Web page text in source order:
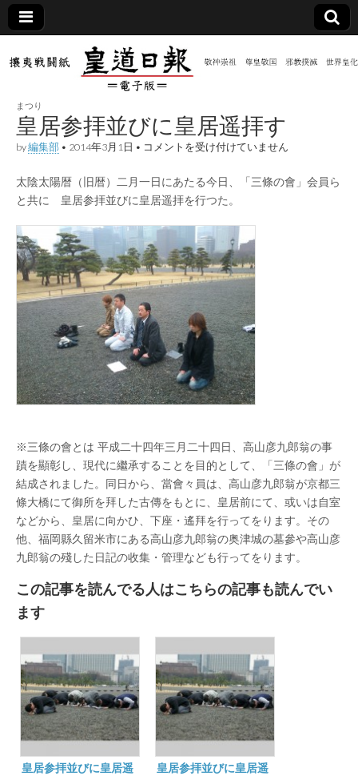
皇道
日報
（防
共新
聞）
電子
版
敬神
尊皇
｜昭
和八
年創
刊
実
践
攘夷
紙
まつり
皇居参拝並びに皇居遥拝す
by編集部 • 2014年3月1日 • 皇
拝
並
び
に
皇
居
遥
拝
す
は
コメントを受け付けていません
太陰太陽暦（旧暦）二月一日にあたる今日、「三條の會」会員ら
と共に 皇居参拝並びに皇居遥拝を行つた。
※三條の會とは 平成二十四年三月二十四日、高山彦九郎翁の事
蹟を顯彰し、現代に繼承することを目的として、「三條の會」が
結成されました。同日から、當會々員は、高山彦九郎翁が京都三
條大橋にて御所を拜した古傳をもとに、皇居前にて、或いは自室
などから、皇居に向かひ、下座・遙拜を行ってをります。その
他、福岡縣久留米市にある高山彦九郎翁の奥津城の墓參や高山彦
九郎翁の殘した日記の收集・管理なども行ってをります。
この記事を読んでる人はこちらの記事も読んでい
ます
皇居参拝並びに皇居遥
皇居参拝並びに皇居遥